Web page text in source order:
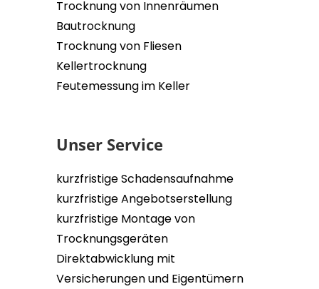
Trocknung von Innenräumen
Bautrocknung
Trocknung von Fliesen
Kellertrocknung
Feutemessung im Keller
Unser Service
kurzfristige Schadensaufnahme
kurzfristige Angebotserstellung
kurzfristige Montage von
Trocknungsgeräten
Direktabwicklung mit
Versicherungen und Eigentümern